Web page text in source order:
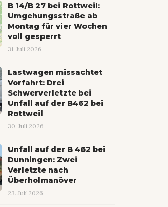
B 14/B 27 bei Rottweil:
Umgehungsstraße ab
Montag für vier Wochen
voll gesperrt
31. Juli 2026
Lastwagen missachtet
Vorfahrt: Drei
Schwerverletzte bei
Unfall auf der B462 bei
Rottweil
30. Juli 2026
Unfall auf der B 462 bei
Dunningen: Zwei
Verletzte nach
Überholmanöver
23. Juli 2026